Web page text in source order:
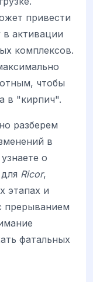
привести
в активации
комплексов.
чтобы
в "кирпич".
разберем
в
о
Ricor,
этапах и
прерыванием
фатальных